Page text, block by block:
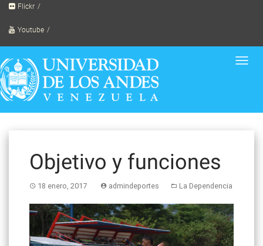
Flickr
Youtube
Objetivo y funciones
18 enero, 2017 admindeportes La Dependencia